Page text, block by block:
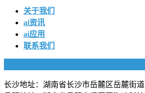
关于我们
ai资讯
ai应用
联系我们
长沙地址：湖南省长沙市岳麓区岳麓街道